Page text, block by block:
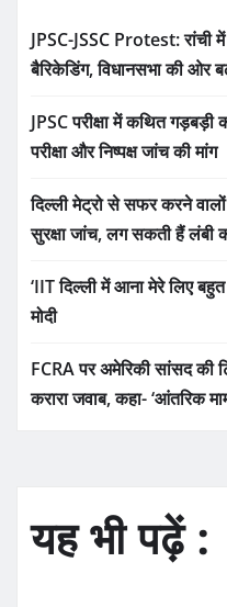
JPSC-JSSC Protest: रांची
बैरिकेडिंग, विधानसभा की ओर
JPSC परीक्षा में कथित गड़बड़ी
परीक्षा और निष्पक्ष जांच की मांग
दिल्ली मेट्रो से सफर करने
सुरक्षा जांच, लग सकती हैं लंबी
‘IIT दिल्ली में आना मेरे लिए
मोदी
FCRA पर अमेरिकी सांसद की
करारा जवाब, कहा- ‘आंतरिक
यह भी पढ़ें :